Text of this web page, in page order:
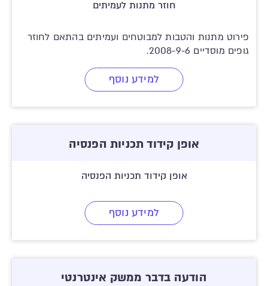
חוזר מתנות לעמיתים
פירוט מתנות והטבות למבוטחים ועמיתים בהתאם לחוזר
גופים מוסדיים 2008-9-6.
למידע נוסף
אופן קידוד תכניות הפנסיה
אופן קידוד תכניות הפנסיה
למידע נוסף
הודעה בדבר ממשק אינטרנטי